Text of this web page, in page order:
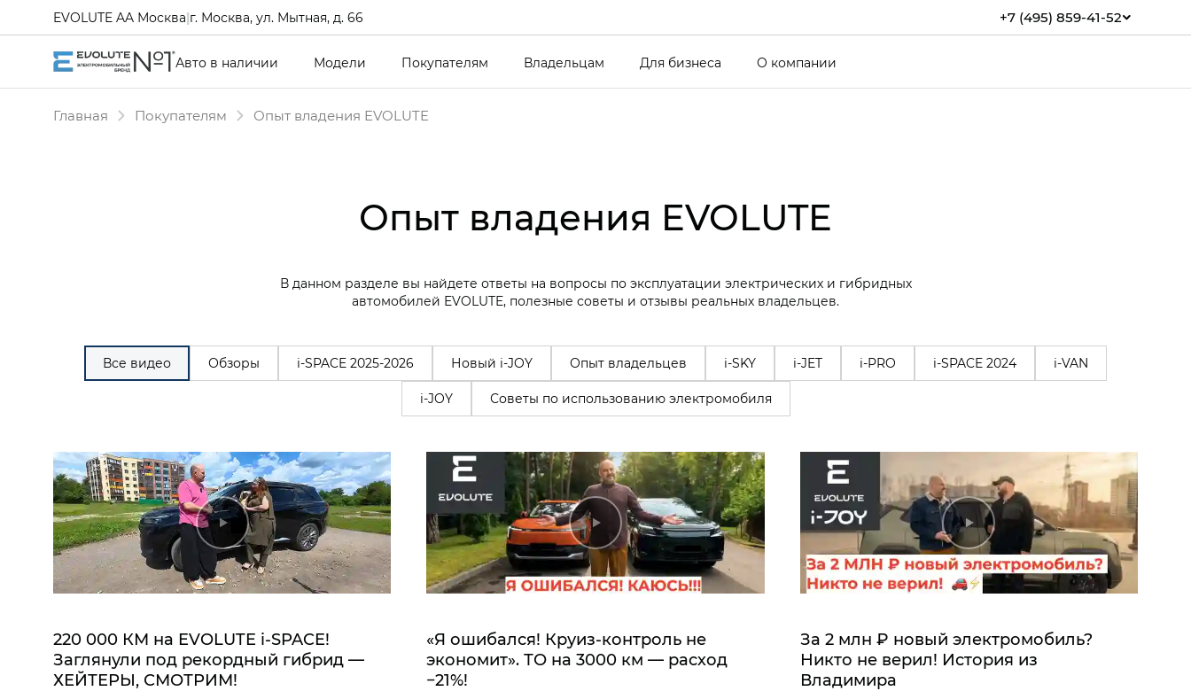
+7 (495) 859-41-52
EVOLUTE AA Москва|г. Москва, ул. Мытная, д. 66
Авто в наличии Модели Покупателям Владельцам Для бизнеса О компании
Главная Покупателям Опыт владения EVOLUTE
Опыт владения EVOLUTE
В данном разделе вы найдете ответы на вопросы по эксплуатации электрических и гибридных
автомобилей EVOLUTE, полезные советы и отзывы реальных владельцев.
Все видео Обзоры i‑SPACE 2025-2026 Новый i-JOY Опыт владельцев i-SKY i-JET i-PRO i-SPACE 2024 i-VAN
i-JOY Советы по использованию электромобиля
220 000 КМ на EVOLUTE i‑SPACE!
Заглянули под рекордный гибрид —
ХЕЙТЕРЫ, СМОТРИМ!
«Я ошибался! Круиз-контроль не
экономит». ТО на 3000 км — расход
−21%!
За 2 млн ₽ новый электромобиль?
Никто не верил! История из
Владимира